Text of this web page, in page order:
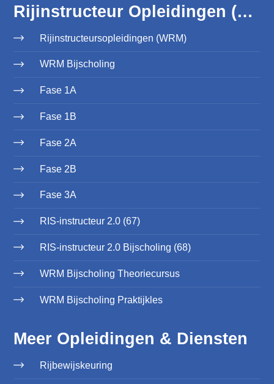
Rijinstructeur Opleidingen (WRM)
Rijinstructeursopleidingen (WRM)
WRM Bijscholing
Fase 1A
Fase 1B
Fase 2A
Fase 2B
Fase 3A
RIS-instructeur 2.0 (67)
RIS-instructeur 2.0 Bijscholing (68)
WRM Bijscholing Theoriecursus
WRM Bijscholing Praktijkles
Meer Opleidingen & Diensten
Rijbewijskeuring